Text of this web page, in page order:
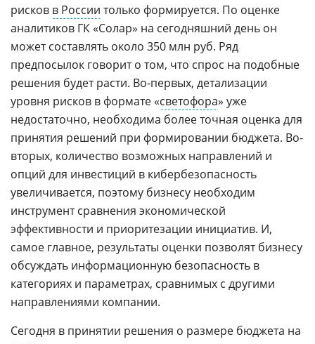
рисков в России только формируется. По оценке
аналитиков ГК «Солар» на сегодняшний день он
может составлять около 350 млн руб. Ряд
предпосылок говорит о том, что спрос на подобные
решения будет расти. Во-первых, детализации
уровня рисков в формате «светофора» уже
недостаточно, необходима более точная оценка для
принятия решений при формировании бюджета. Во-
вторых, количество возможных направлений и
опций для инвестиций в кибербезопасность
увеличивается, поэтому бизнесу необходим
инструмент сравнения экономической
эффективности и приоритезации инициатив. И,
самое главное, результаты оценки позволят бизнесу
обсуждать информационную безопасность в
категориях и параметрах, сравнимых с другими
направлениями компании.
Сегодня в принятии решения о размере бюджета на